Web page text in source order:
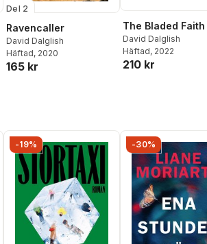
Del 2
Ravencaller
David Dalglish
Häftad, 2020
165 kr
The Bladed Faith
David Dalglish
Häftad, 2022
210 kr
-19% -30%